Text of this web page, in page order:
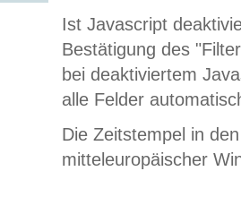
Ist Javascript
Bestätigung des
bei deaktiviertem
alle Felder
Die Zeitstempel in
mitteleuropäischer